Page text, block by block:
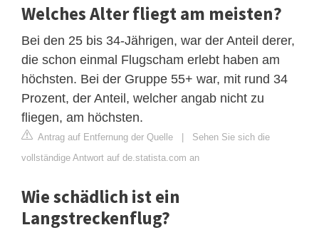
Welches Alter fliegt am meisten?
Bei den 25 bis 34-Jährigen, war der Anteil derer,
die schon einmal Flugscham erlebt haben am
höchsten. Bei der Gruppe 55+ war, mit rund 34
Prozent, der Anteil, welcher angab nicht zu
fliegen, am höchsten.
Antrag auf Entfernung der Quelle | Sehen Sie sich die
vollständige Antwort auf de.statista.com an
Wie schädlich ist ein
Langstreckenflug?